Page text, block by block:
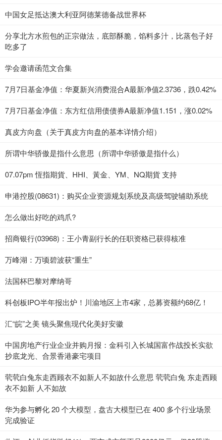
中国女足抵达澳大利亚阿德莱德备战世界杯
分享北方水煎包的正宗做法，底部酥脆，馅料多汁，比蒸包子好
吃多了
学会邀请函范文合集
7月7日基金净值：华夏新兴消费混合A最新净值2.3736，跌0.42%
7月7日基金净值：东方红信用债债券A最新净值1.151，涨0.02%
真皮方向盘（关于真皮方向盘的基本详情介绍）
所谓中华骄傲是指什么意思（所谓中华骄傲是指什么）
07.07pm 恆指期貨、HHI、黃金、YM、NQ期貨 支持
申港控股(08631)：购买企业资源规划系统及高级驾驶辅助系统
怎么做出好吃的鸡爪?
招商银行(03968)：王小青副行长的任职资格已获得核准
万峰湖：万顷碧波获“重生”
法国杯巴黎对摩纳哥
科创板IPO半年报出炉！川渝地区上市4家，总募资额约68亿！
汇“皖”之美 镜头聚焦现代化美好安徽
中国房地产行业企业并购月报：金科引入长城国富作战投长实欲
抄底龙光、合景香港豪宅项目
茕茕白兔东走西顾衣不如新人不如故什么意思 茕茕白兔 东走西顾
衣不如新 人不如故
华为参与孵化 20 个大模型，盘古大模型已在 400 多个行业场景
完成验证